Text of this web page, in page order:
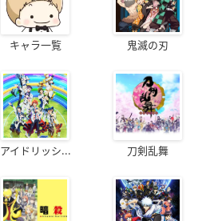
キャラ一覧 鬼滅の刃
アイドリッシ... 刀剣乱舞